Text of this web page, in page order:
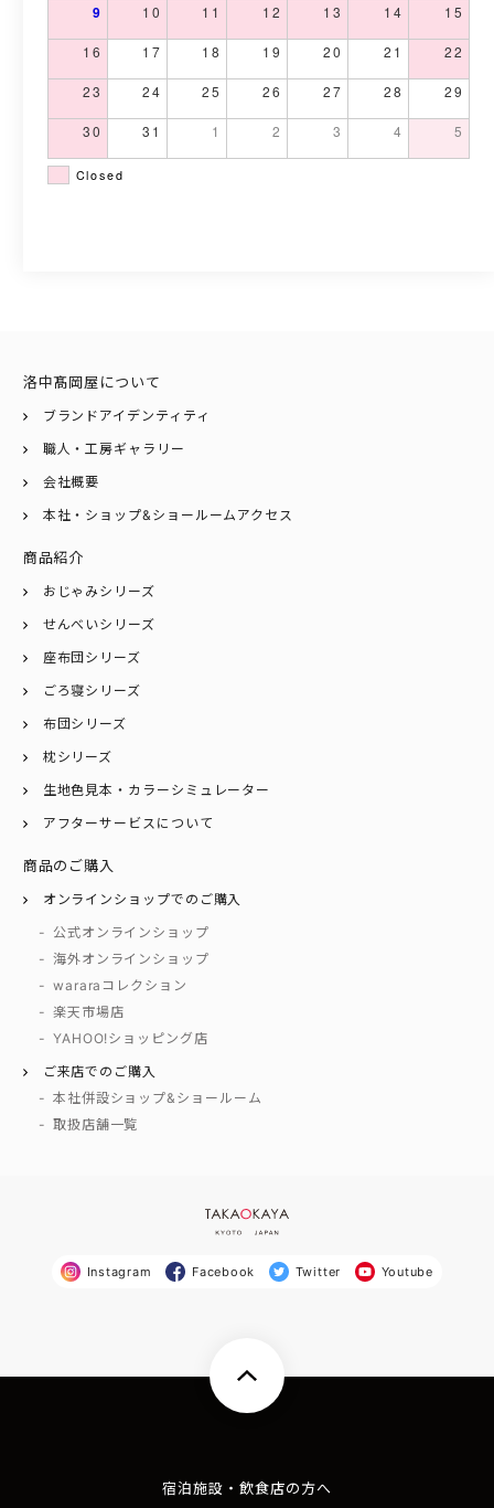
9 10 11 12 13 14 15
16 17 18 19 20 21 22
23 24 25 26 27 28 29
30 31 1 2 3 4 5
Closed
洛中髙岡屋について
ブランドアイデンティティ
職人・工房ギャラリー
会社概要
本社・ショップ&ショールームアクセス
商品紹介
おじゃみシリーズ
せんべいシリーズ
座布団シリーズ
ごろ寝シリーズ
布団シリーズ
枕シリーズ
生地色見本・カラーシミュレーター
アフターサービスについて
商品のご購入
オンラインショップでのご購入
公式オンラインショップ
海外オンラインショップ
wararaコレクション
楽天市場店
YAHOO!ショッピング店
ご来店でのご購入
本社併設ショップ&ショールーム
取扱店舗一覧
Instagram Facebook Twitter Youtube
宿泊施設・飲食店の方へ